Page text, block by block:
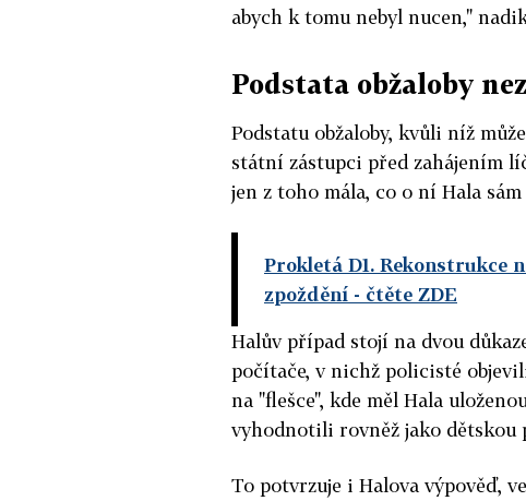
abych k tomu nebyl nucen,"
Podstata obžaloby
Podstatu obžaloby, kvůli níž
státní zástupci před zahájením
jen z toho mála, co o ní Hala
Prokletá D1. Rekonstrukce
zpoždění - čtěte ZDE
Halův případ stojí na dvou
počítače, v nichž policisté
na "flešce", kde měl Hala
vyhodnotili rovněž jako dětskou
To potvrzuje i Halova výpověď,